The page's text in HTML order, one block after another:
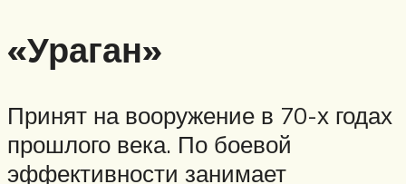
«Ураган»
Принят на вооружение в 70-х годах
прошлого века. По боевой
эффективности занимает